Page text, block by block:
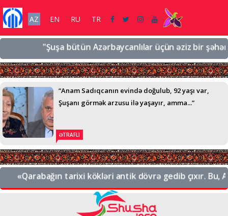
AZ EN RU TR
"Şuşa bütün Azərbaycanlılar üçün əziz bir
“Anam Sadıqcanın evində doğulub, 92 yaşı var,
Şuşanı görmək arzusu ilə yaşayır, amma...”
ƏTRAFLI
«Qarabağın tarixi kökləri antik dövrə gedib çıxır. Bu,